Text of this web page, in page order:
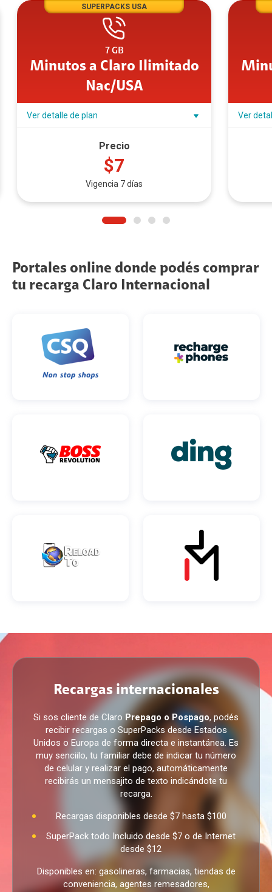
SUPERPACKS USA
7 GB
Minutos a Claro Ilimitado
Nac/USA
Ver detalle de plan
Precio
$7
Vigencia 7 días
Ver
Portales online donde podés comprar
tu recarga Claro Internacional
Recargas internacionales
Si sos cliente de ClaroPrepago o Pospago, podés
recibir recargas o SuperPacks desde Estados
Unidos o Europa de forma directa e instantánea. Es
muy senciilo, tu familiar debe de indicar tu número
de celular y realizar el pago, automáticamente
recibirás un mensajito de texto indicándote tu
recarga.
Recargas disponibles desde $7 hasta $100
SuperPack todo Incluido desde $7 o de Internet
desde $12
Disponibles en: gasolineras, farmacias, tiendas de
conveniencia, agentes remesadores,